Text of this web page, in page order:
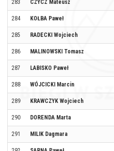
283 CZYCZ Mateusz
284 KOŁBA Paweł
285 RADECKI Wojciech
286 MALINOWSKI Tomasz
287 LABISKO Paweł
288 WÓJCICKI Marcin
289 KRAWCZYK Wojciech
290 DORENDA Marta
291 MILIK Dagmara